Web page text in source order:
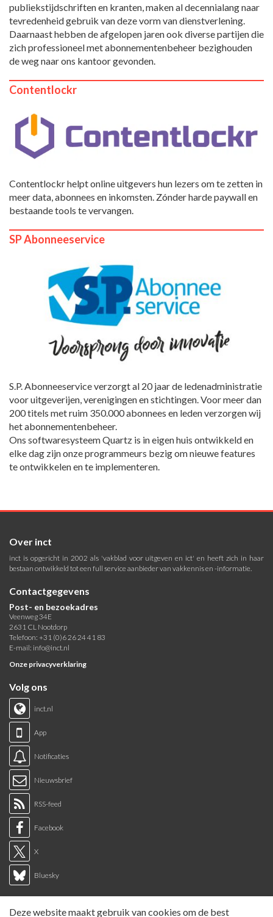
publiekstijdschriften en kranten, maken al decennialang naar
tevredenheid gebruik van deze vorm van dienstverlening.
Daarnaast hebben de afgelopen jaren ook diverse partijen die
zich professioneel met abonnementenbeheer bezighouden
de weg naar ons kantoor gevonden.
Contentlockr
Contentlockr helpt online uitgevers hun lezers om te zetten in
meer data, abonnees en inkomsten. Zónder harde paywall en
bestaande tools te vervangen.
SP Abonneeservice
S.P. Abonneeservice verzorgt al 20 jaar de ledenadministratie
voor uitgeverijen, verenigingen en stichtingen. Voor meer dan
200 titels met ruim 350.000 abonnees en leden verzorgen wij
het abonnementenbeheer.
Ons softwaresysteem Quartz is in eigen huis ontwikkeld en
elke dag zijn onze programmeurs bezig om nieuwe features
te ontwikkelen en te implementeren.
Over inct
inct is opgericht in 2002 als 'vakblad voor uitgeven en ict' en heeft zich in haar
bestaan ontwikkeld tot een full service aanbieder van vakkennis en -informatie.
Contactgegevens
Post- en bezoekadres
Veenweg 34E
2631 CL Nootdorp
Telefoon: +31 (0)6 26 24 41 83
E-mail: info@inct.nl
Onze privacyverklaring
Volg ons
inct.nl
App
Notificaties
Nieuwsbrief
RSS-feed
Facebook
X
Bluesky
Deze website maakt gebruik van cookies om de best